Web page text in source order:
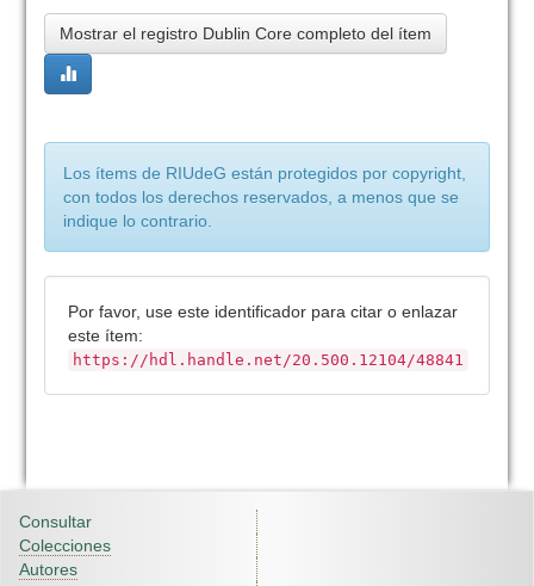
Mostrar el registro Dublin Core completo del ítem
Los ítems de RIUdeG están protegidos por copyright,
con todos los derechos reservados, a menos que se
indique lo contrario.
Por favor, use este identificador para citar o enlazar
este ítem:
https://hdl.handle.net/20.500.12104/48841
Consultar
Colecciones
Autores